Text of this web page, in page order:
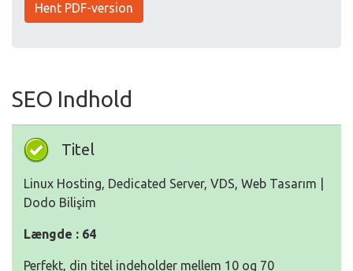
Hent PDF-version
SEO Indhold
Titel
Linux Hosting, Dedicated Server, VDS, Web Tasarım |
Dodo Bilişim
Længde : 64
Perfekt, din titel indeholder mellem 10 og 70